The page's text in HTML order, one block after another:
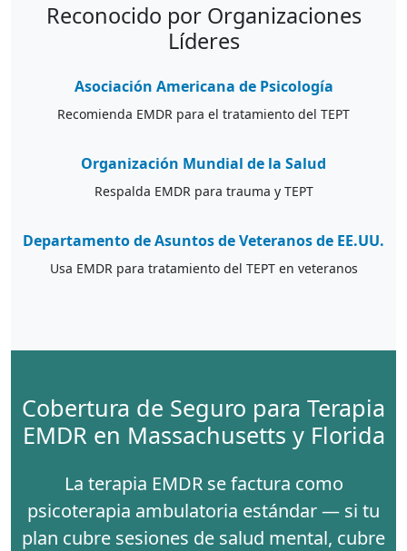
Reconocido por Organizaciones
Líderes
Asociación Americana de Psicología
Recomienda EMDR para el tratamiento del TEPT
Organización Mundial de la Salud
Respalda EMDR para trauma y TEPT
Departamento de Asuntos de Veteranos de EE.UU.
Usa EMDR para tratamiento del TEPT en veteranos
Cobertura de Seguro para Terapia
EMDR en Massachusetts y Florida
La terapia EMDR se factura como
psicoterapia ambulatoria estándar — si tu
plan cubre sesiones de salud mental, cubre